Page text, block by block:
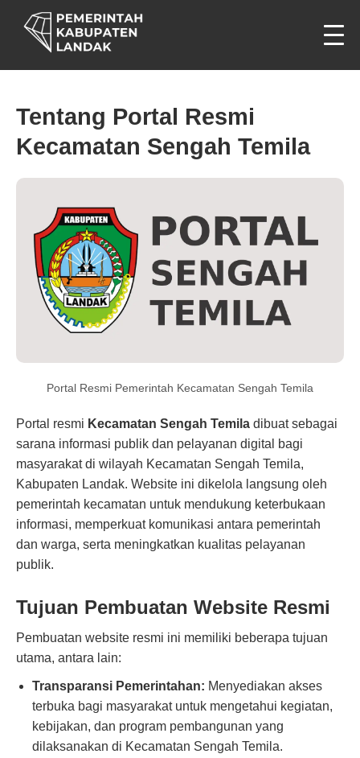
Tentang Portal Resmi
Kecamatan Sengah Temila
Portal Resmi Pemerintah Kecamatan Sengah Temila
Portal resmi Kecamatan Sengah Temila dibuat sebagai
sarana informasi publik dan pelayanan digital bagi
masyarakat di wilayah Kecamatan Sengah Temila,
Kabupaten Landak. Website ini dikelola langsung oleh
pemerintah kecamatan untuk mendukung keterbukaan
informasi, memperkuat komunikasi antara pemerintah
dan warga, serta meningkatkan kualitas pelayanan
publik.
Tujuan Pembuatan Website Resmi
Pembuatan website resmi ini memiliki beberapa tujuan
utama, antara lain:
Transparansi Pemerintahan: Menyediakan akses
terbuka bagi masyarakat untuk mengetahui kegiatan,
kebijakan, dan program pembangunan yang
dilaksanakan di Kecamatan Sengah Temila.